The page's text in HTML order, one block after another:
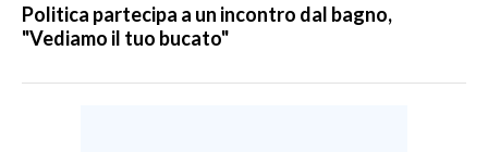
Politica partecipa a un incontro dal bagno,
"Vediamo il tuo bucato"